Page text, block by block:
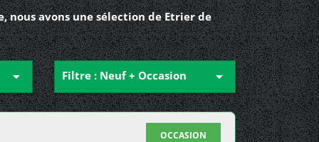
nous avons une sélection de Etrier de
 Filtre : Neuf + Occasion 
OCCASION